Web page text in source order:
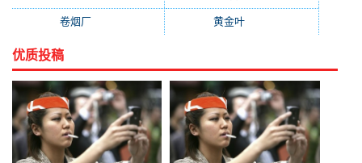
卷烟厂(154) 黄金叶(151)
优质投稿